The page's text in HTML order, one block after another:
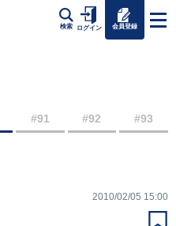
検索 ログイン 会員登録
#91 #92 #93
2010/02/05 15:00